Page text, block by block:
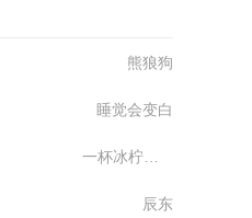
熊狼狗
睡觉会变白
辰东